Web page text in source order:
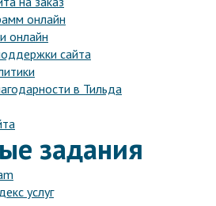
онлайн
онлайн
сайта
в Тильда
задания
услуг